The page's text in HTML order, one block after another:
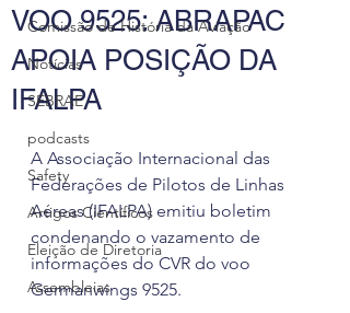
Comissão de História da Aviação
Notícias
SEBRAE
podcasts
Safety
Artigos Científicos
Eleição de Diretoria
Assembleias
VOO 9525: ABRAPAC
APOIA POSIÇÃO DA
IFALPA
A Associação Internacional das
Federações de Pilotos de Linhas
Aéreas (IFALPA) emitiu boletim
condenando o vazamento de
informações do CVR do voo
Germanwings 9525.